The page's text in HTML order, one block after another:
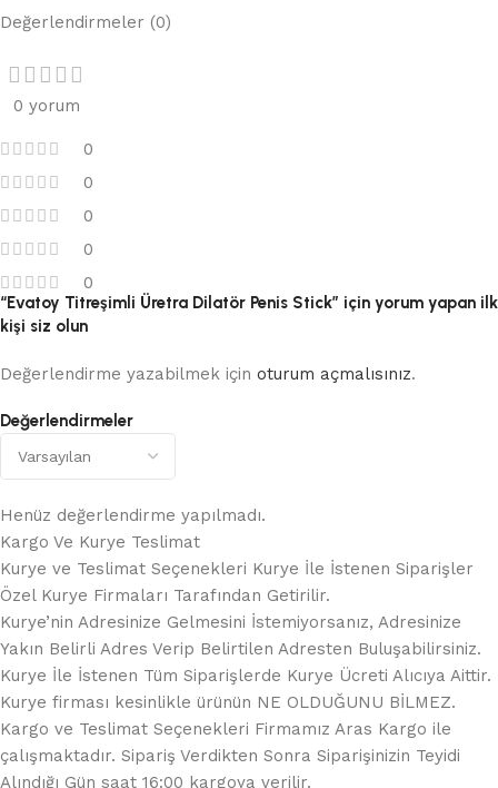
Değerlendirmeler (0)
0 yorum
0
0
0
0
0
Değerlendirmeler
Henüz değerlendirme yapılmadı.
“Evatoy Titreşimli Üretra Dilatör Penis Stick” için yorum yapan ilk
kişi siz olun
Değerlendirme yazabilmek için oturum açmalısınız.
Kargo Ve Kurye Teslimat
Kurye ve Teslimat Seçenekleri Kurye İle İstenen Siparişler
Özel Kurye Firmaları Tarafından Getirilir.
Kurye’nin Adresinize Gelmesini İstemiyorsanız, Adresinize
Yakın Belirli Adres Verip Belirtilen Adresten Buluşabilirsiniz.
Kurye İle İstenen Tüm Siparişlerde Kurye Ücreti Alıcıya Aittir.
Kurye firması kesinlikle ürünün NE OLDUĞUNU BİLMEZ.
Kargo ve Teslimat Seçenekleri Firmamız Aras Kargo ile
çalışmaktadır. Sipariş Verdikten Sonra Siparişinizin Teyidi
Alındığı Gün saat 16:00 kargoya verilir.